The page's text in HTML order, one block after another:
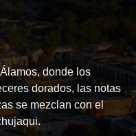
donde los
dorados, las notas
se mezclan con el